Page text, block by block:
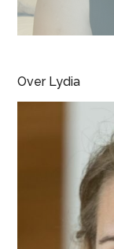
Over Lydia